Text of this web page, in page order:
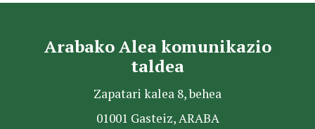
Arabako Alea komunikazio
taldea
Zapatari kalea 8, behea
01001 Gasteiz, ARABA